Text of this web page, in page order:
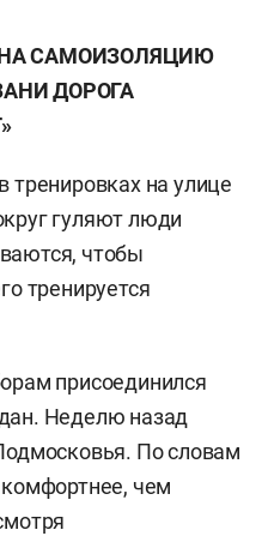
НА САМОИЗОЛЯЦИЮ
ДОРОГА
тренировках на улице
гуляют люди
чтобы
тренируется
присоединился
Неделю назад
По словам
чем